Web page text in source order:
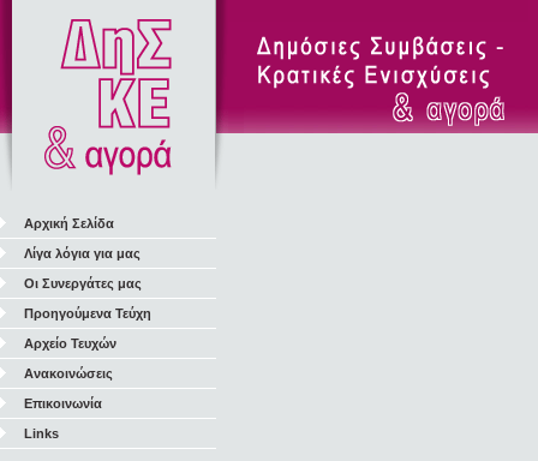
Αρχική Σελίδα
Λίγα λόγια για μας
Οι Συνεργάτες μας
Προηγούμενα Τεύχη
Αρχείο Τευχών
Ανακοινώσεις
Επικοινωνία
Links